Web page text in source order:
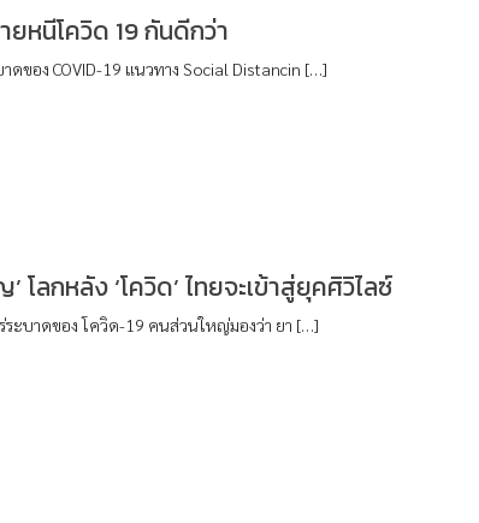
ยหนีโควิด 19 กันดีกว่า
ดของ COVID-19 แนวทาง Social Distancin […]
โลกหลัง ‘โควิด’ ไทยจะเข้าสู่ยุคศิวิไลซ์
ระบาดของ โควิด-19 คนส่วนใหญ่มองว่า ยา […]